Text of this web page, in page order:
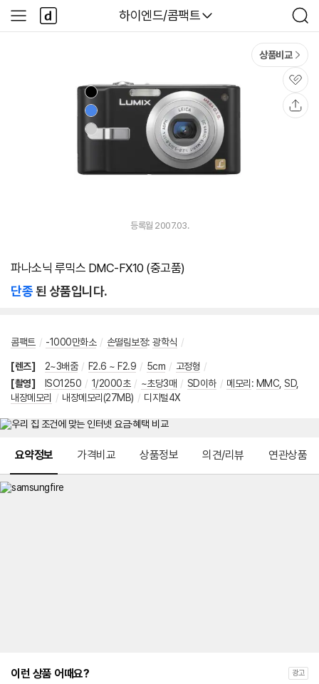
다나와
하이엔드/콤팩트
검
색
사
이
다
나
와
상품비교
관
심
등록월 2007.03.
파나소닉 루믹스 DMC-FX10 (중고품)
단종된 상품입니다.
콤팩트 / -1000만화소 / 손떨림보정: 광학식 /
[렌즈] 2~3배줌 / F2.6 ~ F2.9 / 5cm / 고정형 /
[촬영]
ISO1250 / 1/2000초 / ~초당3매 / SD이하 / 메모리 : MMC SD,
내장메모리 / 내장메모리(27MB) / 디지털4X
요약정보 가격비교 상품정보 의견/리뷰 연관상품
이런 상품 어때요? 광고